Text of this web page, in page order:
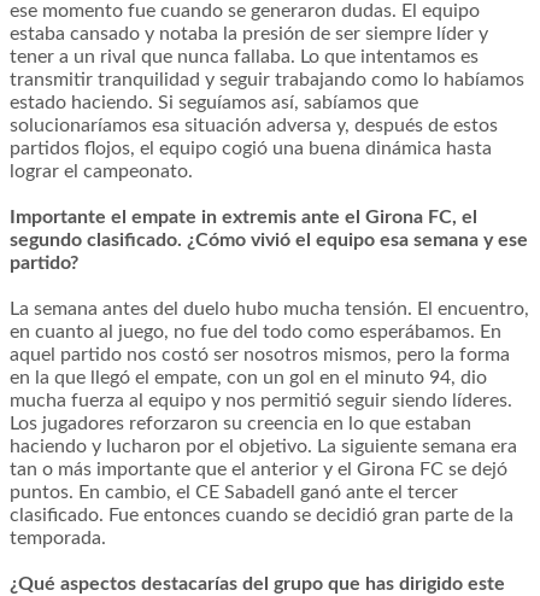
ese momento fue cuando se generaron dudas. El equipo
estaba cansado y notaba la presión de ser siempre líder y
tener a un rival que nunca fallaba. Lo que intentamos es
transmitir tranquilidad y seguir trabajando como lo habíamos
estado haciendo. Si seguíamos así, sabíamos que
solucionaríamos esa situación adversa y, después de estos
partidos flojos, el equipo cogió una buena dinámica hasta
lograr el campeonato.
Importante el empate in extremis ante el Girona FC, el
segundo clasificado. ¿Cómo vivió el equipo esa semana y ese
partido?
La semana antes del duelo hubo mucha tensión. El encuentro,
en cuanto al juego, no fue del todo como esperábamos. En
aquel partido nos costó ser nosotros mismos, pero la forma
en la que llegó el empate, con un gol en el minuto 94, dio
mucha fuerza al equipo y nos permitió seguir siendo líderes.
Los jugadores reforzaron su creencia en lo que estaban
haciendo y lucharon por el objetivo. La siguiente semana era
tan o más importante que el anterior y el Girona FC se dejó
puntos. En cambio, el CE Sabadell ganó ante el tercer
clasificado. Fue entonces cuando se decidió gran parte de la
temporada.
¿Qué aspectos destacarías del grupo que has dirigido este